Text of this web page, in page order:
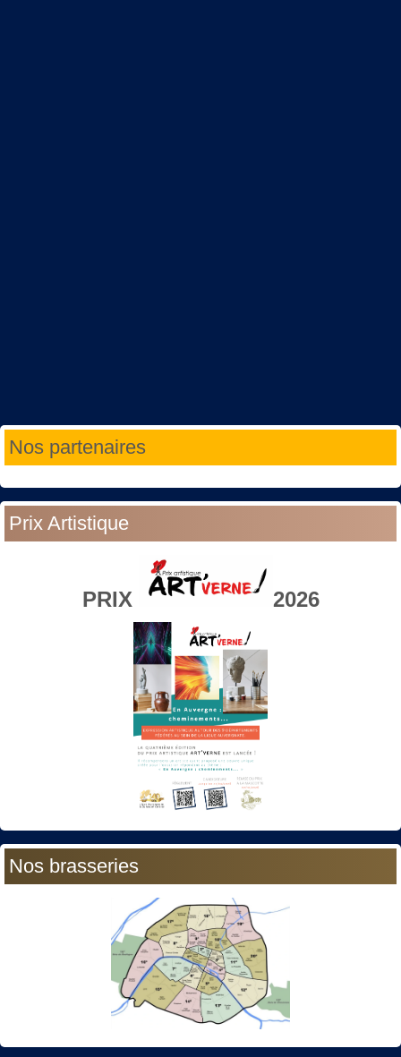
Nos partenaires
Prix Artistique
PRIX 2026
Nos brasseries
Année
précédente
Mois
précédent
Année
suivante
Mois
suivant